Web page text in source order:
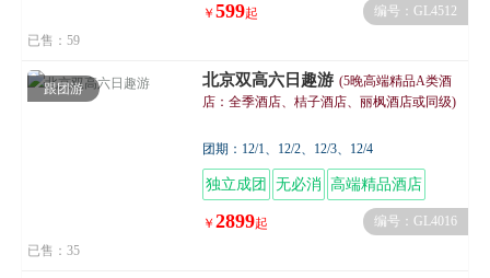
￥ 599起
编号：GL4512
已售：59
跟团游 北京双高六日趣游 (5晚高端精品A类酒
店：全季酒店、桔子酒店、丽枫酒店或同级)
团期：12/1、12/2、12/3、12/4
独立成团 无必消 高端精品酒店
￥ 2899起
编号：GL4016
已售：35